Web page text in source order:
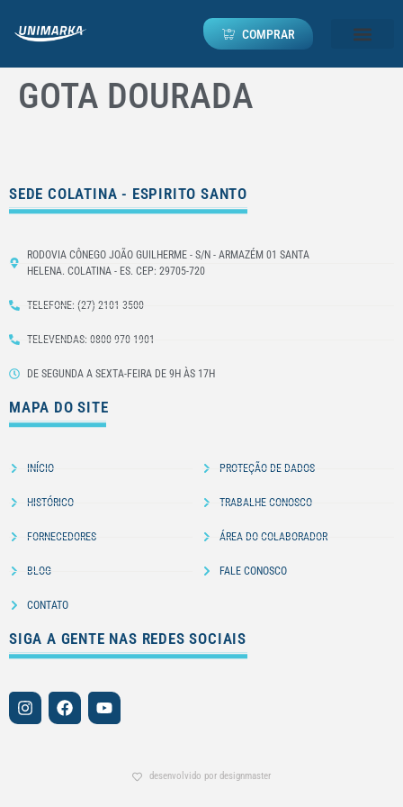
COMPRAR
GOTA DOURADA
SEDE COLATINA - ESPIRITO SANTO
RODOVIA CÔNEGO JOÃO GUILHERME - S/N - ARMAZÉM 01 SANTA
HELENA. COLATINA - ES. CEP: 29705-720
TELEFONE: (27) 2101-3500
TELEVENDAS: 0800 970 1901
DE SEGUNDA A SEXTA-FEIRA DE 9H ÀS 17H
MAPA DO SITE
INÍCIO
HISTÓRICO
FORNECEDORES
BLOG
CONTATO
PROTEÇÃO DE DADOS
TRABALHE CONOSCO
ÁREA DO COLABORADOR
FALE CONOSCO
SIGA A GENTE NAS REDES SOCIAIS
desenvolvido por designmaster